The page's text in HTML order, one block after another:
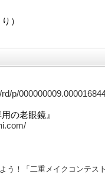
）
p/
の老眼鏡』
う！「二重メイクコンテス